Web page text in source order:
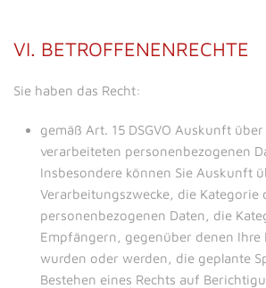
VI. BETROFFENENRECHTE
Sie haben das Recht:
gemäß Art. 15 DSGVO Auskunft
verarbeiteten personenbezogenen
Insbesondere können Sie Auskunft
Verarbeitungszwecke, die Kategorie
personenbezogenen Daten, die
Empfängern, gegenüber denen Ihre
wurden oder werden, die geplante
Bestehen eines Rechts auf